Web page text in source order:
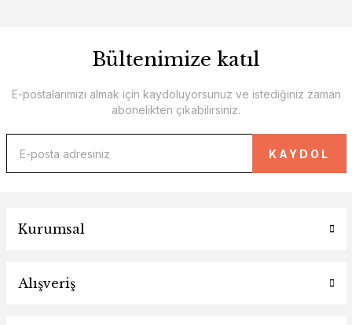
Bültenimize katıl
E-postalarımızı almak için kaydoluyorsunuz ve istediğiniz zaman
abonelikten çıkabilirsiniz.
KAYDOL
Kurumsal
Alışveriş